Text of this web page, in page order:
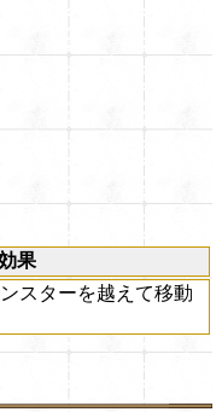
果
スターを越えて移動